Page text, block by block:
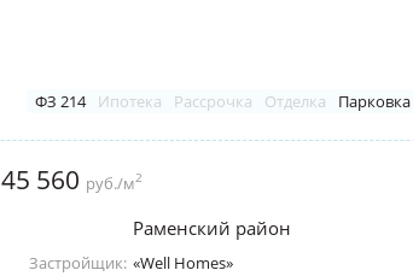
ФЗ 214 Ипотека Рассрочка Отделка Парковка
45 560 руб./м2
Раменский район
Застройщик: «Well Homes»